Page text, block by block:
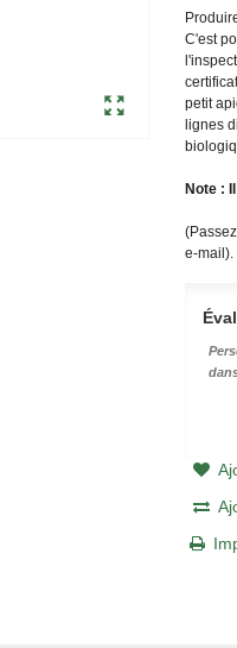
C'est
petit
lignes
Note :
e-mail).